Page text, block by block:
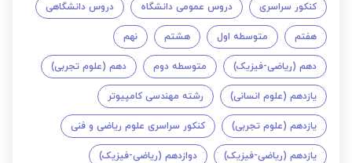
کنکور سراسری دروس عمومی دانشگاه دروس دانشگاهی
هفتم متوسطه اول هشتم نهم
دهم (ریاضی-فیزیک) متوسطه دوم دهم (علوم تجربی)
یازدهم (علوم انسانی) رشته مهندسی کامپیوتر
یازدهم (علوم تجربی) کنکور سراسری علوم ریاضی و فنی
یازدهم (ریاضی-فیزیک) دوازدهم (ریاضی-فیزیک)